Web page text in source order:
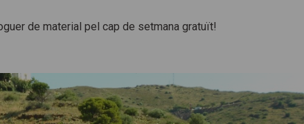
de material pel cap de setmana gratuït!